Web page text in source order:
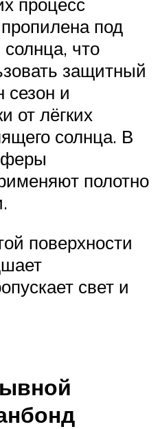
под
что
защитный
сезон и
от лёгких
солнца. В
полотно
поверхности
свет и